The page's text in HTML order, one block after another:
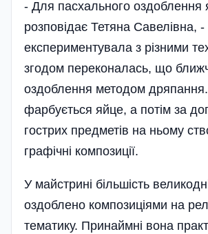
- Для пасхального оздоблення
розповідає Тетяна Савелівна, -
експериментувала з різними
згодом переконалась, що
оздоблення методом
фарбується яйце, а потім за
гострих предметів на ньому
графічні композиції.
У майстрині біль­шість
оздоблено композиціями на
тематику. Принаймні вона